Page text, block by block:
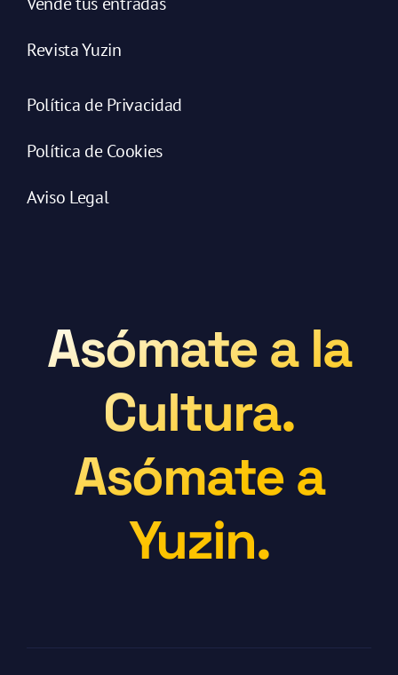
Revista Yuzin
Política de Privacidad
Política de Cookies
Aviso Legal
Asómate a la
Cultura.
Asómate a
Yuzin.